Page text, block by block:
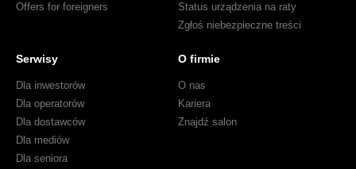
Offers for foreigners
Status urządzenia na raty
Zgłoś niebezpieczne treści
Serwisy
Dla inwestorów
Dla operatorów
Dla dostawców
Dla mediów
Dla seniora
O firmie
O nas
Kariera
Znajdź salon